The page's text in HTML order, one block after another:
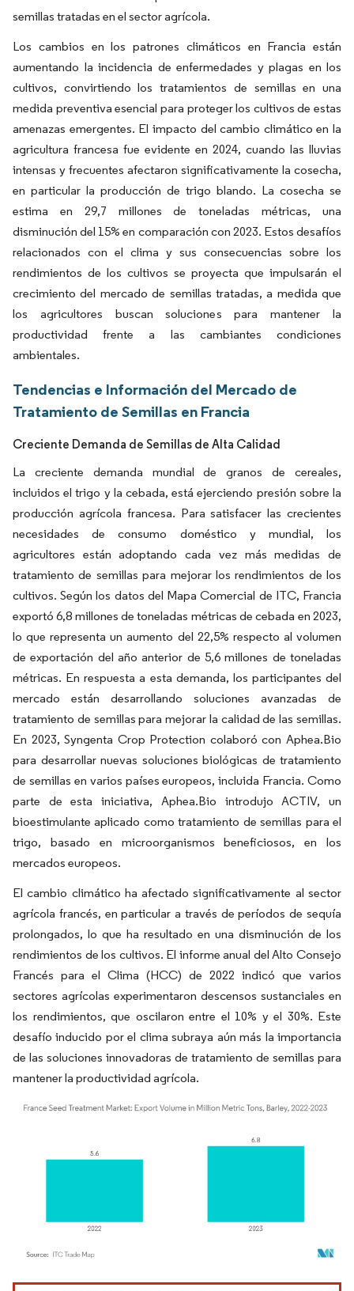
semillas tratadas en el sector agrícola.
Los cambios en los patrones climáticos en Francia están
aumentando la incidencia de enfermedades y plagas en los
cultivos, convirtiendo los tratamientos de semillas en una
medida preventiva esencial para proteger los cultivos de estas
amenazas emergentes. El impacto del cambio climático en la
agricultura francesa fue evidente en 2024, cuando las lluvias
intensas y frecuentes afectaron significativamente la cosecha,
en particular la producción de trigo blando. La cosecha se
estima en 29,7 millones de toneladas métricas, una
disminución del 15% en comparación con 2023. Estos desafíos
relacionados con el clima y sus consecuencias sobre los
rendimientos de los cultivos se proyecta que impulsarán el
crecimiento del mercado de semillas tratadas, a medida que
los agricultores buscan soluciones para mantener la
productividad frente a las cambiantes condiciones
ambientales.
Tendencias e Información del Mercado de
Tratamiento de Semillas en Francia
Creciente Demanda de Semillas de Alta Calidad
La creciente demanda mundial de granos de cereales,
incluidos el trigo y la cebada, está ejerciendo presión sobre la
producción agrícola francesa. Para satisfacer las crecientes
necesidades de consumo doméstico y mundial, los
agricultores están adoptando cada vez más medidas de
tratamiento de semillas para mejorar los rendimientos de los
cultivos. Según los datos del Mapa Comercial de ITC, Francia
exportó 6,8 millones de toneladas métricas de cebada en 2023,
lo que representa un aumento del 22,5% respecto al volumen
de exportación del año anterior de 5,6 millones de toneladas
métricas. En respuesta a esta demanda, los participantes del
mercado están desarrollando soluciones avanzadas de
tratamiento de semillas para mejorar la calidad de las semillas.
En 2023, Syngenta Crop Protection colaboró con Aphea.Bio
para desarrollar nuevas soluciones biológicas de tratamiento
de semillas en varios países europeos, incluida Francia. Como
parte de esta iniciativa, Aphea.Bio introdujo ACTIV, un
bioestimulante aplicado como tratamiento de semillas para el
trigo, basado en microorganismos beneficiosos, en los
mercados europeos.
El cambio climático ha afectado significativamente al sector
agrícola francés, en particular a través de períodos de sequía
prolongados, lo que ha resultado en una disminución de los
rendimientos de los cultivos. El informe anual del Alto Consejo
Francés para el Clima (HCC) de 2022 indicó que varios
sectores agrícolas experimentaron descensos sustanciales en
los rendimientos, que oscilaron entre el 10% y el 30%. Este
desafío inducido por el clima subraya aún más la importancia
de las soluciones innovadoras de tratamiento de semillas para
mantener la productividad agrícola.
Imagen © Mordor Intelligence. El uso requiere atribución según CC BY 4.0.